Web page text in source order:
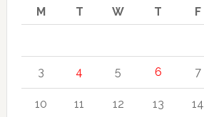
M
T W T F
3 4 5 6 7
10 11 12 13 14